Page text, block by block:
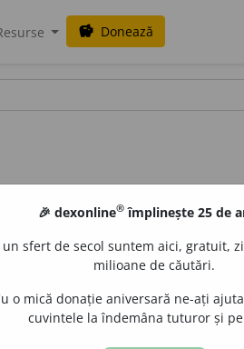
savings Donează
🎉 dexonline® împlinește 25 de
un sfert de secol suntem aici, gratuit,
milioane de căutări.
o mică donație aniversară ne-ați
cuvintele la îndemâna tuturor și